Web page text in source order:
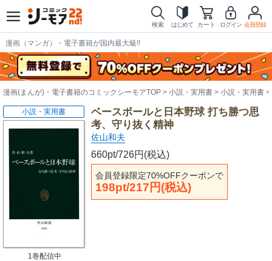
検索 はじめて カート ログイン 会員登録
漫画（マンガ）・電子書籍が国内最大級!!
漫画(まんが)・電子書籍のコミックシーモアTOP 小説・実用書 小説・実用書
ベースボールと日本野球 打ち勝つ思
考、守り抜く精神
佐山和夫
660pt/726円(税込)
会員登録限定70%OFFクーポンで
198pt/217円(税込)
小説・実用書
1巻配信中